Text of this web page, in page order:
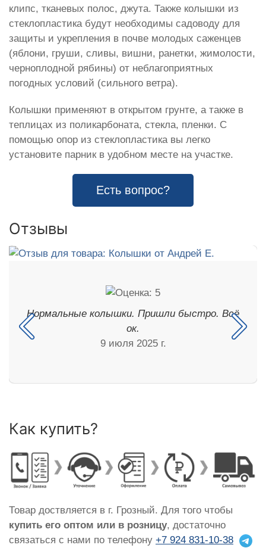
клипс, тканевых полос, джута. Также колышки из
стеклопластика будут необходимы садоводу для
защиты и укрепления в почве молодых саженцев
(яблони, груши, сливы, вишни, ранетки, жимолости,
черноплодной рябины) от неблагоприятных
погодных условий (сильного ветра).
Колышки применяют в открытом грунте, а также в
теплицах из поликарбоната, стекла, пленки. С
помощью опор из стеклопластика вы легко
установите парник в удобном месте на участке.
Есть вопрос?
Отзывы
Нормальные колышки. Пришли быстро. Всё
ок.
9 июля 2025 г.
Как купить?
Товар доствляется в г. Грозный. Для того чтобы
купить его оптом или в розницу, достаточно
связаться с нами по телефону +7 924 831-10-38